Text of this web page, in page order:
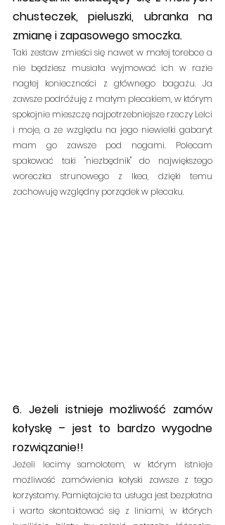
chusteczek, pieluszki, ubranka na
zmianę i zapasowego smoczka.
Taki zestaw zmieści się nawet w małej torebce a
nie będziesz musiała wyjmować ich w razie
nagłej konieczności z głównego bagażu. Ja
zawsze podróżuję z małym plecakiem, w którym
spokojnie mieszczę najpotrzebniejsze rzeczy Lelci
i moje, a ze względu na jego niewielki gabaryt
mam go zawsze pod nogami. Polecam
spakować taki "niezbędnik" do największego
woreczka strunowego z Ikea, dzięki temu
zachowuję względny porządek w plecaku.
6. Jeżeli istnieje możliwość zamów
kołyskę – jest to bardzo wygodne
rozwiązanie!!
Jeżeli lecimy samolotem, w którym istnieje
możliwość zamówienia kołyski zawsze z tego
korzystamy. Pamiętajcie ta usługa jest bezpłatna
i warto skontaktować się z liniami, w których